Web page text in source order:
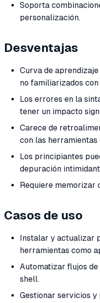
Soporta
personalización.
Desventajas
Curva de
no familiarizados
Los errores en la
tener un impacto
Carece de
con las herramientas
Los principiantes
depuración
Requiere memorizar
Casos de uso
Instalar y actualizar
herramientas como
Automatizar flujos
shell.
Gestionar servicios y